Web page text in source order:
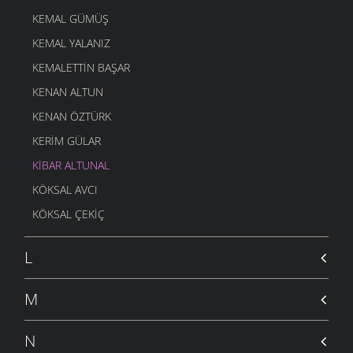
KEMAL GÜMÜŞ
KEMAL YALANIZ
KEMALETTIN BAŞAR
KENAN ALTUN
KENAN ÖZTÜRK
KERIM GÜLAR
KIBAR ALTUNAL
KÖKSAL AVCI
KÖKSAL ÇEKIÇ
L
M
N